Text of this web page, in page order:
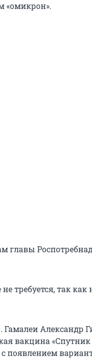
«омикрон».
главы
требуется, так как
Александр
вакцина «Спутник
появлением